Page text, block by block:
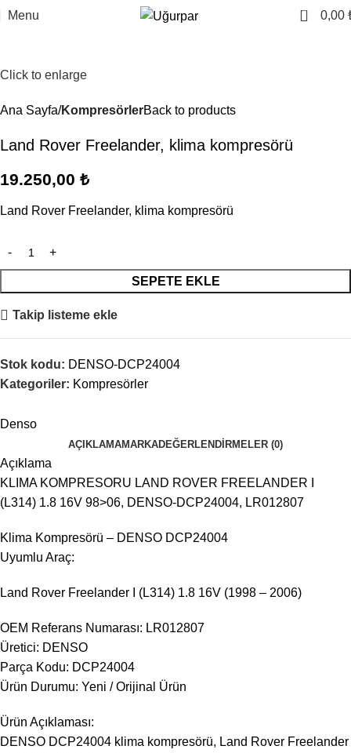
Menu 0 0,00
Click to enlarge
Ana Sayfa KompresörlerBack to products
Land Rover Freelander, klima kompresörü
19.250,00 ₺
Land Rover Freelander, klima kompresörü
SEPETE EKLE
Takip listeme ekle
Stok kodu: DENSO-DCP24004
Kategoriler: Kompresörler
Denso
AÇIKLAMAMARKADEĞERLENDIRMELER (0)
Açıklama
KLIMA KOMPRESORU LAND ROVER FREELANDER I
(L314) 1.8 16V 98>06, DENSO-DCP24004, LR012807
Klima Kompresörü – DENSO DCP24004
Uyumlu Araç:
Land Rover Freelander I (L314) 1.8 16V (1998 – 2006)
OEM Referans Numarası: LR012807
Üretici: DENSO
Parça Kodu: DCP24004
Ürün Durumu: Yeni / Orijinal Ürün
Ürün Açıklaması:
DENSO DCP24004 klima kompresörü, Land Rover Freelander